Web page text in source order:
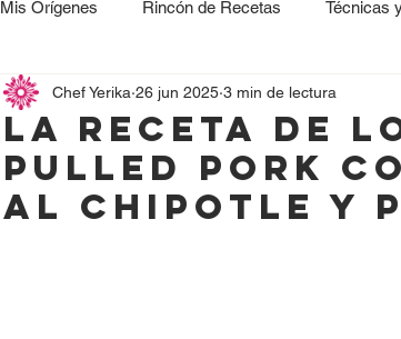
Mis Orígenes Rincón de Recetas Técnicas
News Tecnología e IA
LA RECETA DE
Pulled Pork
al Chipotle y
Chef Yerika 26 jun 2025 3 min de lectura